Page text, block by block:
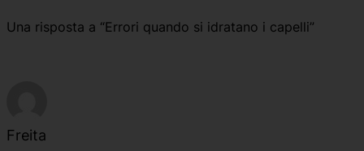
Una risposta a “Errori quando si idratano i capelli”
Freita